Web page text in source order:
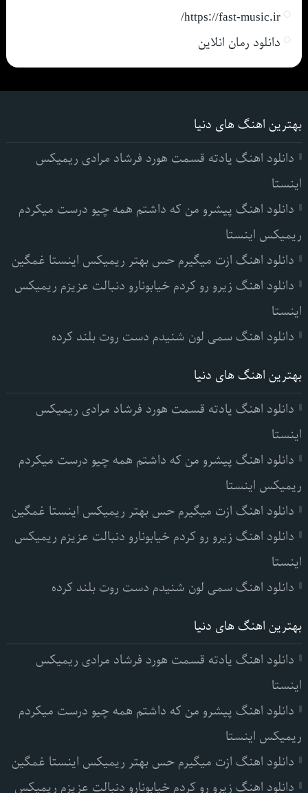
https://fast-music.ir/
دانلود رمان انلاین
بهترین اهنگ های دنیا
دانلود اهنگ یادته قسمت هورد فرشاد مرادی ریمیکس
اینستا
دانلود اهنگ پیشرو من که داشتم همه چیو درست میکردم
ریمیکس اینستا
دانلود اهنگ ازت میگیرم حس بهتر ریمیکس اینستا غمگین
دانلود اهنگ زیرو رو کردم خیابونارو دنبالت عزیزم ریمیکس
اینستا
دانلود اهنگ سمی لون شنیدم دست روت بلند کرده
بهترین اهنگ های دنیا
دانلود اهنگ یادته قسمت هورد فرشاد مرادی ریمیکس
اینستا
دانلود اهنگ پیشرو من که داشتم همه چیو درست میکردم
ریمیکس اینستا
دانلود اهنگ ازت میگیرم حس بهتر ریمیکس اینستا غمگین
دانلود اهنگ زیرو رو کردم خیابونارو دنبالت عزیزم ریمیکس
اینستا
دانلود اهنگ سمی لون شنیدم دست روت بلند کرده
بهترین اهنگ های دنیا
دانلود اهنگ یادته قسمت هورد فرشاد مرادی ریمیکس
اینستا
دانلود اهنگ پیشرو من که داشتم همه چیو درست میکردم
ریمیکس اینستا
دانلود اهنگ ازت میگیرم حس بهتر ریمیکس اینستا غمگین
دانلود اهنگ زیرو رو کردم خیابونارو دنبالت عزیزم ریمیکس